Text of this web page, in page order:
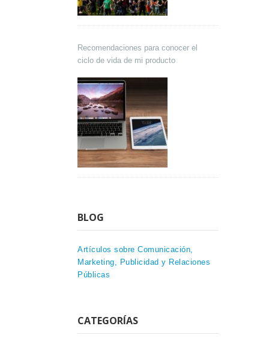
Recomendaciones para conocer el
ciclo de vida de mi producto
BLOG
Artículos sobre Comunicación,
Marketing, Publicidad y Relaciones
Públicas
CATEGORÍAS